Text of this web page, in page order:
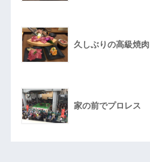
久しぶりの高級焼肉
家の前でプロレス